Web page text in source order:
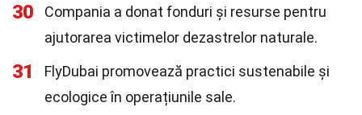
30
Compania a donat fonduri și resurse pentru
ajutorarea victimelor dezastrelor naturale.
31
FlyDubai promovează practici sustenabile și
ecologice în operațiunile sale.